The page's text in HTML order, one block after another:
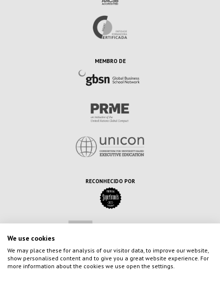
MEMBRO DE
RECONHECIDO POR
We use cookies
We may place these for analysis of our visitor data, to improve our website,
show personalised content and to give you a great website experience. For
more information about the cookies we use open the settings.